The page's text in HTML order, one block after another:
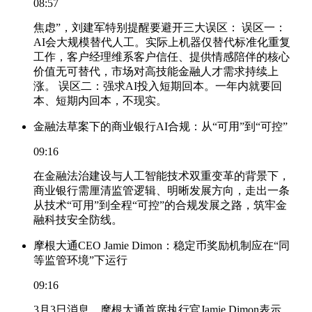
08:57
焦虑”，刘建军特别提醒要避开三大误区： 误区一：
AI会大规模替代人工。实际上机器仅替代标准化重复
工作，客户经理维系客户信任、提供情感陪伴的核心
价值无可替代，市场对高技能金融人才需求持续上
涨。 误区二：强求AI投入短期回本。一年内就要回
本、短期内回本，不现实。
金融法草案下的商业银行AI合规：从“可用”到“可控”
09:16
在金融法治建设与人工智能技术双重变革的背景下，
商业银行需厘清监管逻辑、明晰发展方向，走出一条
从技术“可用”到全程“可控”的合规发展之路，筑牢金
融科技安全防线。
摩根大通CEO Jamie Dimon：稳定币奖励机制应在“同
等监管环境”下运行
09:16
3月3日消息，摩根大通首席执行官Jamie Dimon表示，